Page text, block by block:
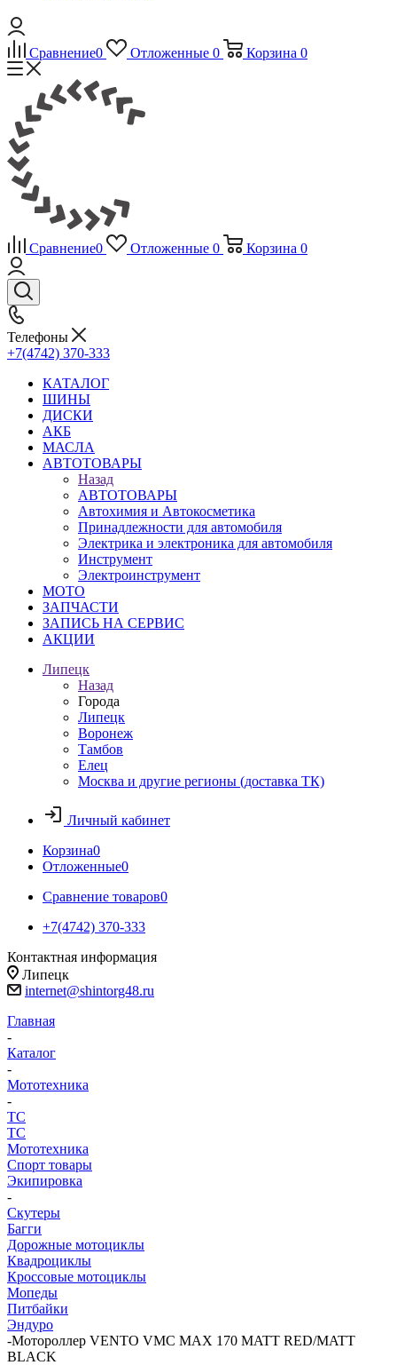
Сравнение0 Отложенные 0 Корзина 0
Сравнение0 Отложенные 0 Корзина 0
Телефоны
+7(4742) 370-333
КАТАЛОГ
ШИНЫ
ДИСКИ
АКБ
МАСЛА
АВТОТОВАРЫ
Назад
АВТОТОВАРЫ
Автохимия и Автокосметика
Принадлежности для автомобиля
Электрика и электроника для автомобиля
Инструмент
Электроинструмент
МОТО
ЗАПЧАСТИ
ЗАПИСЬ НА СЕРВИС
АКЦИИ
Липецк
Назад
Города
Липецк
Воронеж
Тамбов
Елец
Москва и другие регионы (доставка ТК)
Личный кабинет
Корзина0
Отложенные0
Сравнение товаров0
+7(4742) 370-333
Контактная информация
Липецк
internet@shintorg48.ru
Главная
-
Каталог
-
Мототехника
-
ТС
ТС
Мототехника
Спорт товары
Экипировка
-
Скутеры
Багги
Дорожные мотоциклы
Квадроциклы
Кроссовые мотоциклы
Мопеды
Питбайки
Эндуро
-Мотороллер VENTO VMC MAX 170 MATT RED/MATT
BLACK